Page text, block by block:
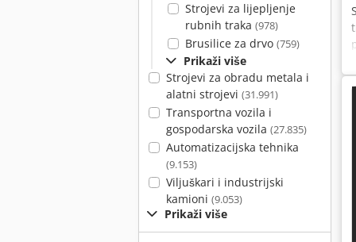
Strojevi za lijepljenje
rubnih traka (978)
Brusilice za drvo (759)
Prikaži više
Strojevi za obradu metala i
alatni strojevi (31.991)
Transportna vozila i
gospodarska vozila (27.835)
Automatizacijska tehnika
(9.153)
Viljuškari i industrijski
kamioni (9.053)
Prikaži više